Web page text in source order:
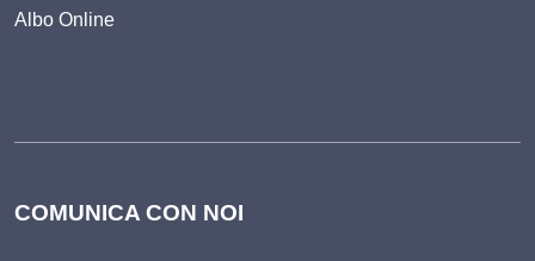
Albo Online
COMUNICA CON NOI